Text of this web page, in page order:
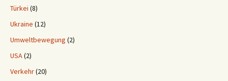
Türkei (8)
Ukraine (12)
Umweltbewegung (2)
USA(2)
Verkehr(20)